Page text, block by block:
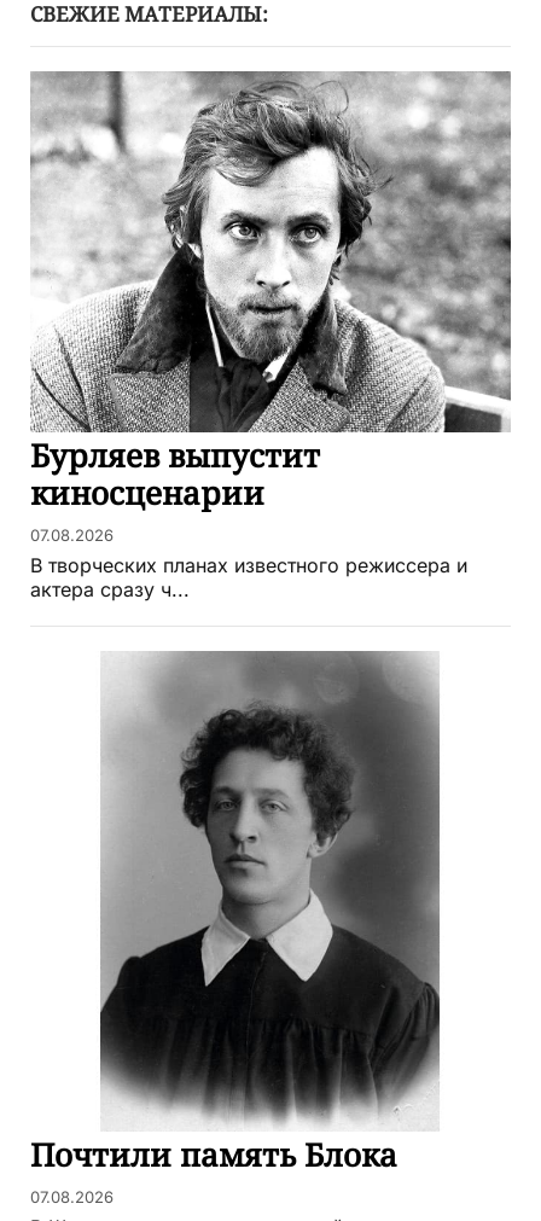
СВЕЖИЕ МАТЕРИАЛЫ:
Бурляев выпустит
киносценарии
07.08.2026
В творческих планах известного режиссера и
актера сразу ч...
Почтили память Блока
07.08.2026